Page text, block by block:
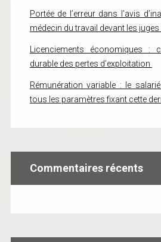
Portée de l’erreur dans l’avis
médecin du travail devant les
Licenciements économiques :
durable des pertes d’exploitation
Rémunération variable : le
tous les paramètres fixant cette
Commentaires récents